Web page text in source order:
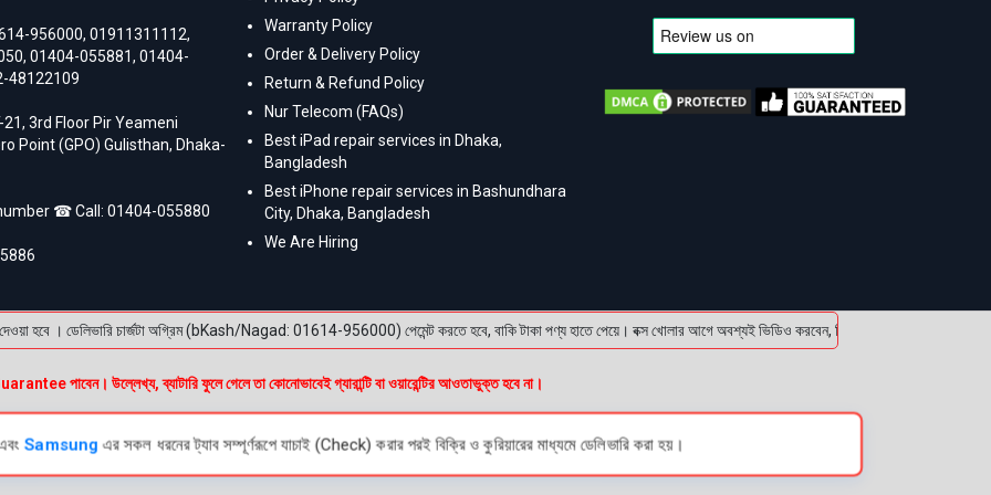
956000,01911311112,
,01404-055881,01404-
48122109
21, 3rd Floor Pir Yeameni
Point (GPO) Gulisthan, Dhaka-
☎ Call:01404-055880
Warranty Policy
Order & Delivery Policy
Return & Refund Policy
Nur Telecom (FAQs)
Best iPad repair services in Dhaka,
Bangladesh
Best iPhone repair services in Bashundhara
City, Dhaka, Bangladesh
We Are Hiring
হবে । ডেলিভারি চার্জটা অগ্রিম (bKash/Nagad: 01614-956000) পেমেন্ট করতে হবে, বাকি টাকা পণ্য হাতে পেয়ে। বক্স খোলার আগে অবশ্যই ভিডিও করবেন, ভিডিও ছাড়া কোন প্রোডাক্ট
পাবেন। উল্লেখ্য, ব্যাটারি ফুলে গেলে তা কোনোভাবেই গ্যারান্টি বা ওয়ারেন্টির আওতাভুক্ত হবে না।
Samsung এর সকল ধরনের ট্যাব সম্পূর্ণরূপে যাচাই (Check) করার পরই বিক্রি ও কুরিয়ারের মাধ্যমে ডেলিভারি করা হয়।